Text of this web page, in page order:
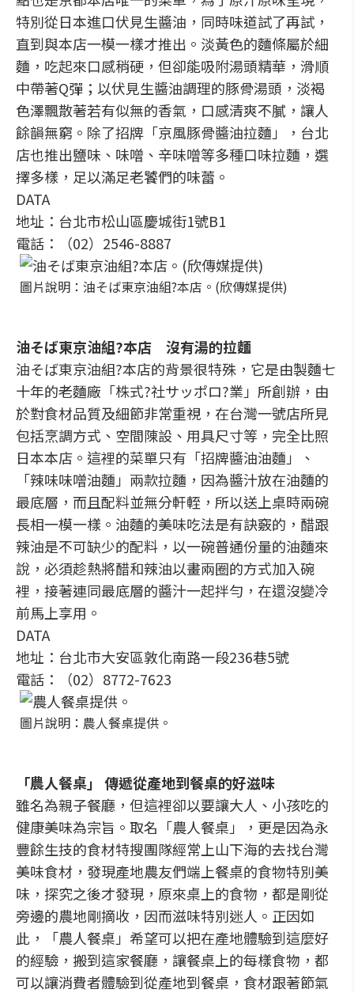
特別從日本進口伏見生醬油，同時味道試了再試，
直到與本店一模一樣才推出。淡黃色的麵條屬於細
麵，吃起來口感稍硬，但卻能吸附湯頭精華，滑順
中帶著Q彈；以伏見生醬油調理的豚骨湯頭，淡褐
色澤飄散著若有似無的香氣，口感清爽不膩，讓人
餘韻無窮。除了招牌「京風豚骨醬油拉麵」，台北
店也推出鹽味、味噌、辛味噌等多種口味拉麵，選
擇多樣，足以滿足老饕們的味蕾。
DATA
地址：台北市松山區慶城街1號B1
電話：（02）2546-8887
圖片說明：油そば東京油組?本店。(欣傳媒提供)
油そば東京油組?本店 沒有湯的拉麵
油そば東京油組?本店的背景很特殊，它是由製麵七
十年的老麵廠「株式?社サッポロ?業」所創辦，由
於對食材品質及細節非常重視，在台灣一號店所見
包括烹調方式、空間陳設、用具尺寸等，完全比照
日本本店。這裡的菜單只有「招牌醬油油麵」、
「辣味味噌油麵」兩款拉麵，因為醬汁放在油麵的
最底層，而且配料並無分軒輊，所以送上桌時兩碗
長相一模一樣。油麵的美味吃法是有訣竅的，醋跟
辣油是不可缺少的配料，以一碗普通份量的油麵來
說，必須趁熱將醋和辣油以畫兩圈的方式加入碗
裡，接著連同最底層的醬汁一起拌勻，在還沒變冷
前馬上享用。
DATA
地址：台北市大安區敦化南路一段236巷5號
電話：（02）8772-7623
圖片說明：農人餐桌提供。
「農人餐桌」 傳遞從產地到餐桌的好滋味
雖名為親子餐廳，但這裡卻以要讓大人、小孩吃的
健康美味為宗旨。取名「農人餐桌」，更是因為永
豐餘生技的食材特搜團隊經常上山下海的去找台灣
美味食材，發現產地農友們端上餐桌的食物特別美
味，探究之後才發現，原來桌上的食物，都是剛從
旁邊的農地剛摘收，因而滋味特別迷人。正因如
此，「農人餐桌」希望可以把在產地體驗到這麼好
的經驗，搬到這家餐廳，讓餐桌上的每樣食物，都
可以讓消費者體驗到從產地到餐桌，食材跟著節氣